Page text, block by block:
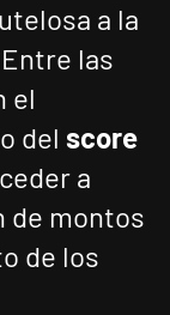
a la
las
el
del score
a
de montos
de los